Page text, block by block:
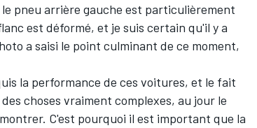
pneu arrière gauche est particulièrement
est déformé, et je suis certain qu'il y a
a saisi le point culminant de ce moment,
la performance de ces voitures, et le fait
choses vraiment complexes, au jour le
C'est pourquoi il est important que la